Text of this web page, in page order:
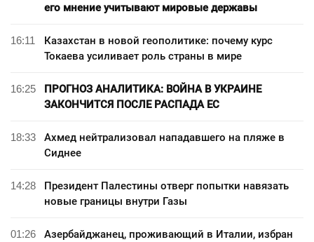
его мнение учитывают мировые державы
16:11
Казахстан в новой геополитике: почему курс
Токаева усиливает роль страны в мире
16:25
ПРОГНОЗ АНАЛИТИКА: ВОЙНА В УКРАИНЕ
ЗАКОНЧИТСЯ ПОСЛЕ РАСПАДА ЕС
18:33
Ахмед нейтрализовал нападавшего на пляже в
Сиднее
14:28
Президент Палестины отверг попытки навязать
новые границы внутри Газы
01:26
Азербайджанец, проживающий в Италии, избран